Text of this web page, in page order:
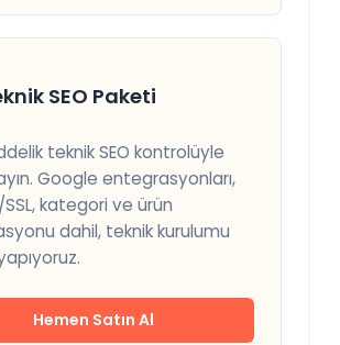
SEO Paketi
teknik SEO kontrolüyle
Google entegrasyonları,
kategori ve ürün
dahil, teknik kurulumu
Hemen Satın Al